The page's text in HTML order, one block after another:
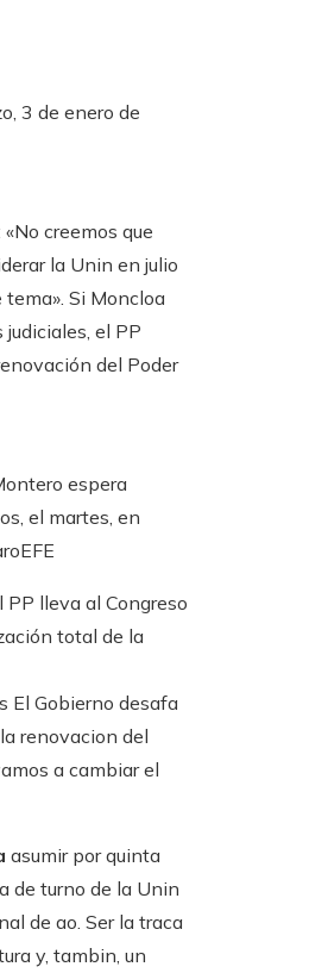
3 de enero de
creemos que
la Unin en julio
Si Moncloa
el PP
del Poder
espera
el martes, en
EFE
PP lleva al Congreso
total de la
El Gobierno desafa
renovacion del
a cambiar el
asumir por quinta
de turno de la Unin
de ao. Ser la traca
y, tambin, un